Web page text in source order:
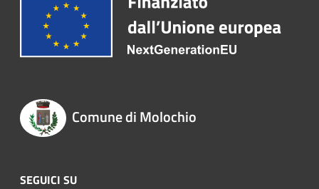
Comune di Molochio
SEGUICI SU